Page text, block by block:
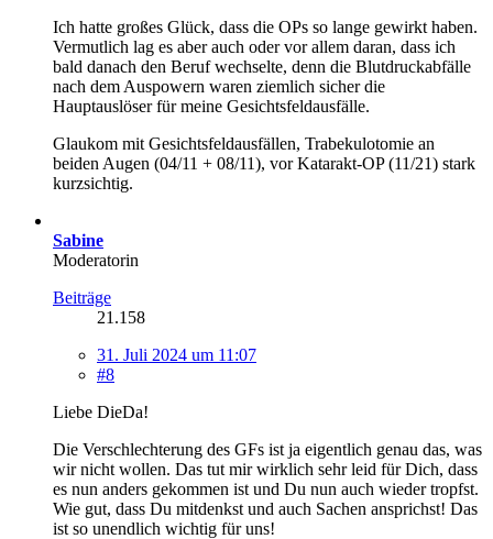
Ich hatte großes Glück, dass die OPs so lange gewirkt haben.
Vermutlich lag es aber auch oder vor allem daran, dass ich
bald danach den Beruf wechselte, denn die Blutdruckabfälle
nach dem Auspowern waren ziemlich sicher die
Hauptauslöser für meine Gesichtsfeldausfälle.
Glaukom mit Gesichtsfeldausfällen, Trabekulotomie an
beiden Augen (04/11 + 08/11), vor Katarakt-OP (11/21) stark
kurzsichtig.
Sabine
Moderatorin
Beiträge
21.158
31. Juli 2024 um 11:07
#8
Liebe DieDa!
Die Verschlechterung des GFs ist ja eigentlich genau das, was
wir nicht wollen. Das tut mir wirklich sehr leid für Dich, dass
es nun anders gekommen ist und Du nun auch wieder tropfst.
Wie gut, dass Du mitdenkst und auch Sachen ansprichst! Das
ist so unendlich wichtig für uns!